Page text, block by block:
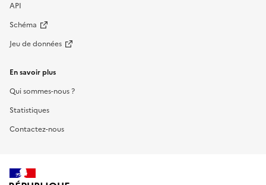
API
Schéma
Jeu de données
En savoir plus
Qui sommes-nous ?
Statistiques
Contactez-nous